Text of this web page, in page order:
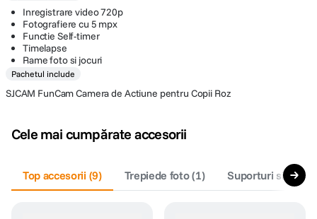
Inregistrare video 720p
Fotografiere cu 5 mpx
Functie Self-timer
Timelapse
Rame foto si jocuri
Pachetul include
SJCAM FunCam Camera de Actiune pentru Copii Roz
Cele mai cumpărate accesorii
Top accesorii (9) Trepiede foto(1) Suporturi si selfie